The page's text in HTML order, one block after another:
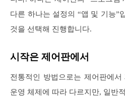
다른 하나는 설정의 “앱 및 기능”
것을 선택해 진행합니다.
시작은 제어판에서
전통적인 방법으로는 제어판에
운영 체제에 따라 다르지만, 일반